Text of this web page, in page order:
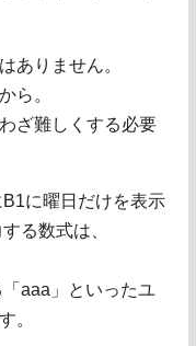
ありません。
ら。
ざ難しくする必要
に曜日だけを表示
る数式は、
aaa」といったユ
。